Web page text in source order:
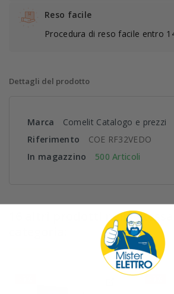
Reso facile
Procedura di reso facile entro
Dettagli del prodotto
Marca
Comelit Catalogo e prezzi
Riferimento
COE RF32VEDO
In magazzino
500 Articoli
16 altri prodotti nella stessa